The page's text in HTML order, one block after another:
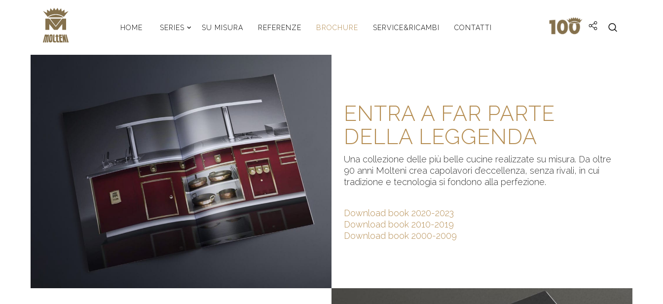
HOME SERIES SU MISURA REFERENZE BROCHURE SERVICE&RICAMBI CONTATTI
ENTRA A FAR PARTE
DELLA LEGGENDA
Una collezione delle più belle cucine realizzate su misura. Da oltre
90 anni Molteni crea capolavori d’eccellenza, senza rivali, in cui
tradizione e tecnologia si fondono alla perfezione.
Download book 2020-2023
Download book 2010-2019
Download book 2000-2009